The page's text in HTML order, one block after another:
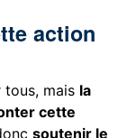
action
mais la
cette
soutenir le